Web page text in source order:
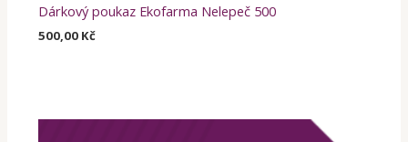
Dárkový poukaz Ekofarma Nelepeč 500
500,00 Kč